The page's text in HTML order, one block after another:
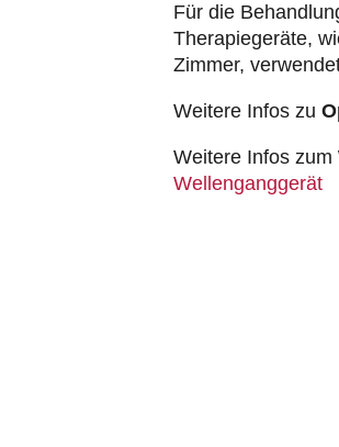
Für die
Therapiegeräte,
Zimmer,
Weitere Infos zu
Weitere Infos zum
Wellenganggerät